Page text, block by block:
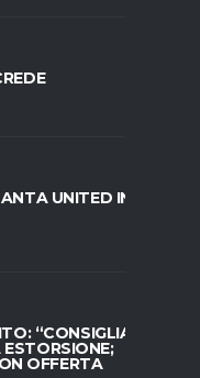
UNITED IN
“CONSIGLIATO
ESTORSIONE;
OFFERTA